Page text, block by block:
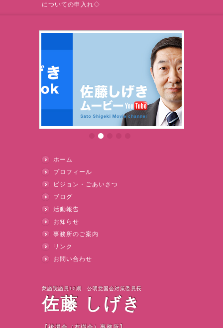
についての申入れ◇
ホーム
プロフィール
ビジョン・ごあいさつ
ブログ
活動報告
お知らせ
事務所のご案内
リンク
お問い合わせ
衆議院議員10期 公明党国会対策委員長
佐藤 しげき